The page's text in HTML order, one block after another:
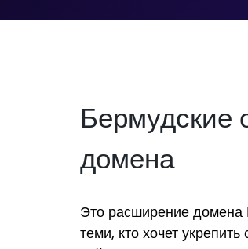
Бермудские
домена
Это расширение домена
теми, кто хочет